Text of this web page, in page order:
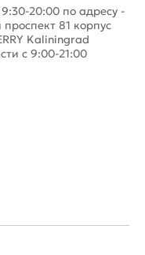
20:00 по адресу -
81 корпус
Kaliningrad
с 9:00-21:00